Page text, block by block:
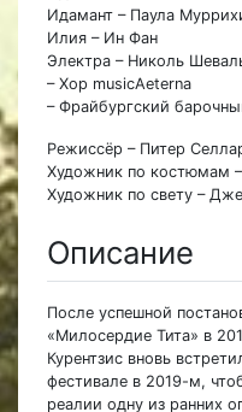
Идамант – Паула
Илия – Ин Фан
Электра – Николь
– Хор musicAeterna
– Фрайбургский
Режиссёр – Питер
Художник по костюмам
Художник по свету –
Описание
После успешной
«Милосердие Тита» в
Курентзис вновь
фестивале в 2019-м,
реалии одну из ранних